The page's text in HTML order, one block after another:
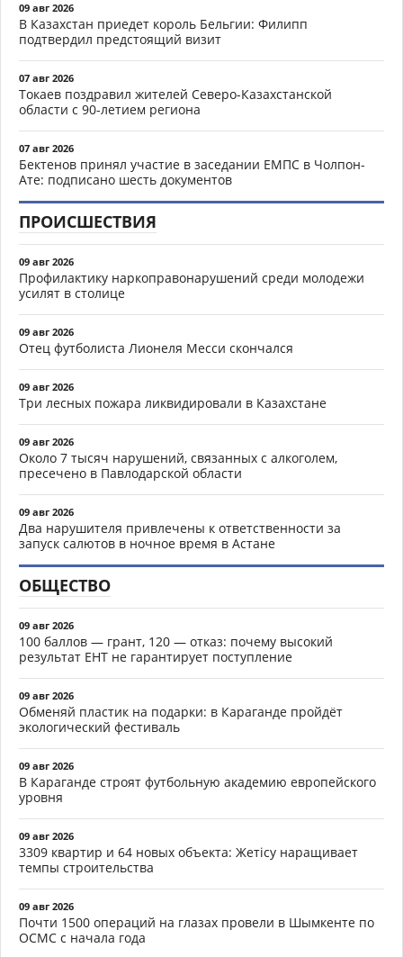
09 авг 2026
В Казахстан приедет король Бельгии: Филипп
подтвердил предстоящий визит
07 авг 2026
Токаев поздравил жителей Северо-Казахстанской
области с 90-летием региона
07 авг 2026
Бектенов принял участие в заседании ЕМПС в Чолпон-
Ате: подписано шесть документов
ПРОИСШЕСТВИЯ
09 авг 2026
Профилактику наркоправонарушений среди молодежи
усилят в столице
09 авг 2026
Отец футболиста Лионеля Месси скончался
09 авг 2026
Три лесных пожара ликвидировали в Казахстане
09 авг 2026
Около 7 тысяч нарушений, связанных с алкоголем,
пресечено в Павлодарской области
09 авг 2026
Два нарушителя привлечены к ответственности за
запуск салютов в ночное время в Астане
ОБЩЕСТВО
09 авг 2026
100 баллов — грант, 120 — отказ: почему высокий
результат ЕНТ не гарантирует поступление
09 авг 2026
Обменяй пластик на подарки: в Караганде пройдёт
экологический фестиваль
09 авг 2026
В Караганде строят футбольную академию европейского
уровня
09 авг 2026
3309 квартир и 64 новых объекта: Жетісу наращивает
темпы строительства
09 авг 2026
Почти 1500 операций на глазах провели в Шымкенте по
ОСМС с начала года